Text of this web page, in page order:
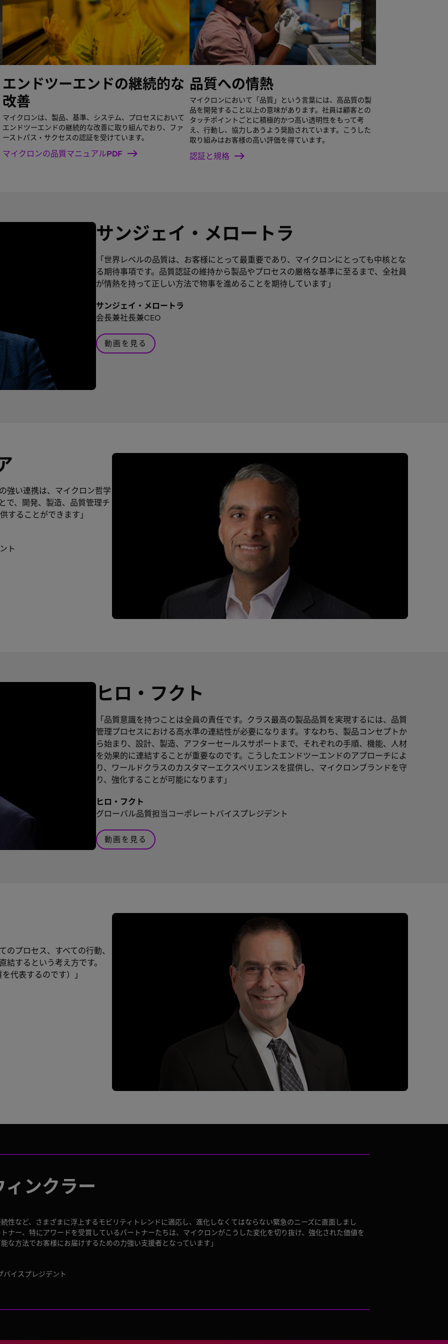
エンドツーエンドの継続的な
改善
マイクロンは、製品、基準、システム、プロセスにおいて
エンドツーエンドの継続的な改善に取り組んでおり、ファ
ーストパス・サクセスの認証を受けています。
マイクロンの品質マニュアルPDF
品質への情熱
マイクロンにおいて「品質」という言葉には、高品質の製
品を開発すること以上の意味があります。社員は顧客との
タッチポイントごとに積極的かつ高い透明性をもって考
え、行動し、協力しあうよう奨励されています。こうした
取り組みはお客様の高い評価を得ています。
認証と規格
サンジェイ・メロートラ
「世界レベルの品質は、お客様にとって最重要であり、マイクロンにとっても中核とな
る期待事項です。品質認証の維持から製品やプロセスの厳格な基準に至るまで、全社員
が情熱を持って正しい方法で物事を進めることを期待しています」
サンジェイ・メロートラ
会長兼社長兼CEO
動画を見る
強い連携は、マイクロン哲学
で、開発、製造、品質管理チ
することができます」
ト
ヒロ・フクト
「品質意識を持つことは全員の責任です。クラス最高の製品品質を実現するには、品質
管理プロセスにおける高水準の連結性が必要になります。すなわち、製品コンセプトか
ら始まり、設計、製造、アフターセールスサポートまで、それぞれの手順、機能、人材
を効果的に連結することが重要なのです。こうしたエンドツーエンドのアプローチによ
り、ワールドクラスのカスタマーエクスペリエンスを提供し、マイクロンブランドを守
り、強化することが可能になります」
ヒロ・フクト
グローバル品質担当コーポレートバイスプレジデント
動画を見る
のプロセス、すべての行動、
するという考え方です。
代表するのです）」
ンクラー
続性など、さまざまに浮上するモビリティトレンドに適応し、進化しなくてはならない緊急のニーズに直面しまし
ナー、特にアワードを受賞しているパートナーたちは、マイクロンがこうした変化を切り抜け、強化された価値を
な方法でお客様にお届けするための力強い支援者となっています」
バイスプレジデント